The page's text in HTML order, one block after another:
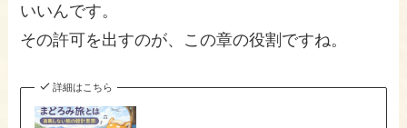
いいんです。
その許可を出すのが、この章の役割ですね。
詳細はこちら